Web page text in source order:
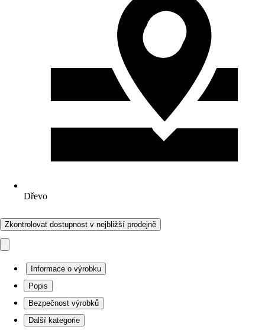
Dřevo
Zkontrolovat dostupnost v nejbližší prodejně
Informace o výrobku
Popis
Bezpečnost výrobků
Další kategorie